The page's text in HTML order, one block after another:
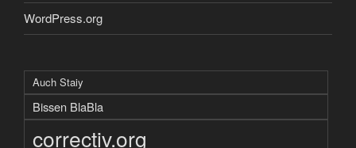
WordPress.org
Auch Staiy
Bissen BlaBla
correctiv.org